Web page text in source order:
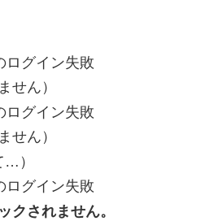
グイン失敗
せん）
グイン失敗
せん）
…）
グイン失敗
クされません。